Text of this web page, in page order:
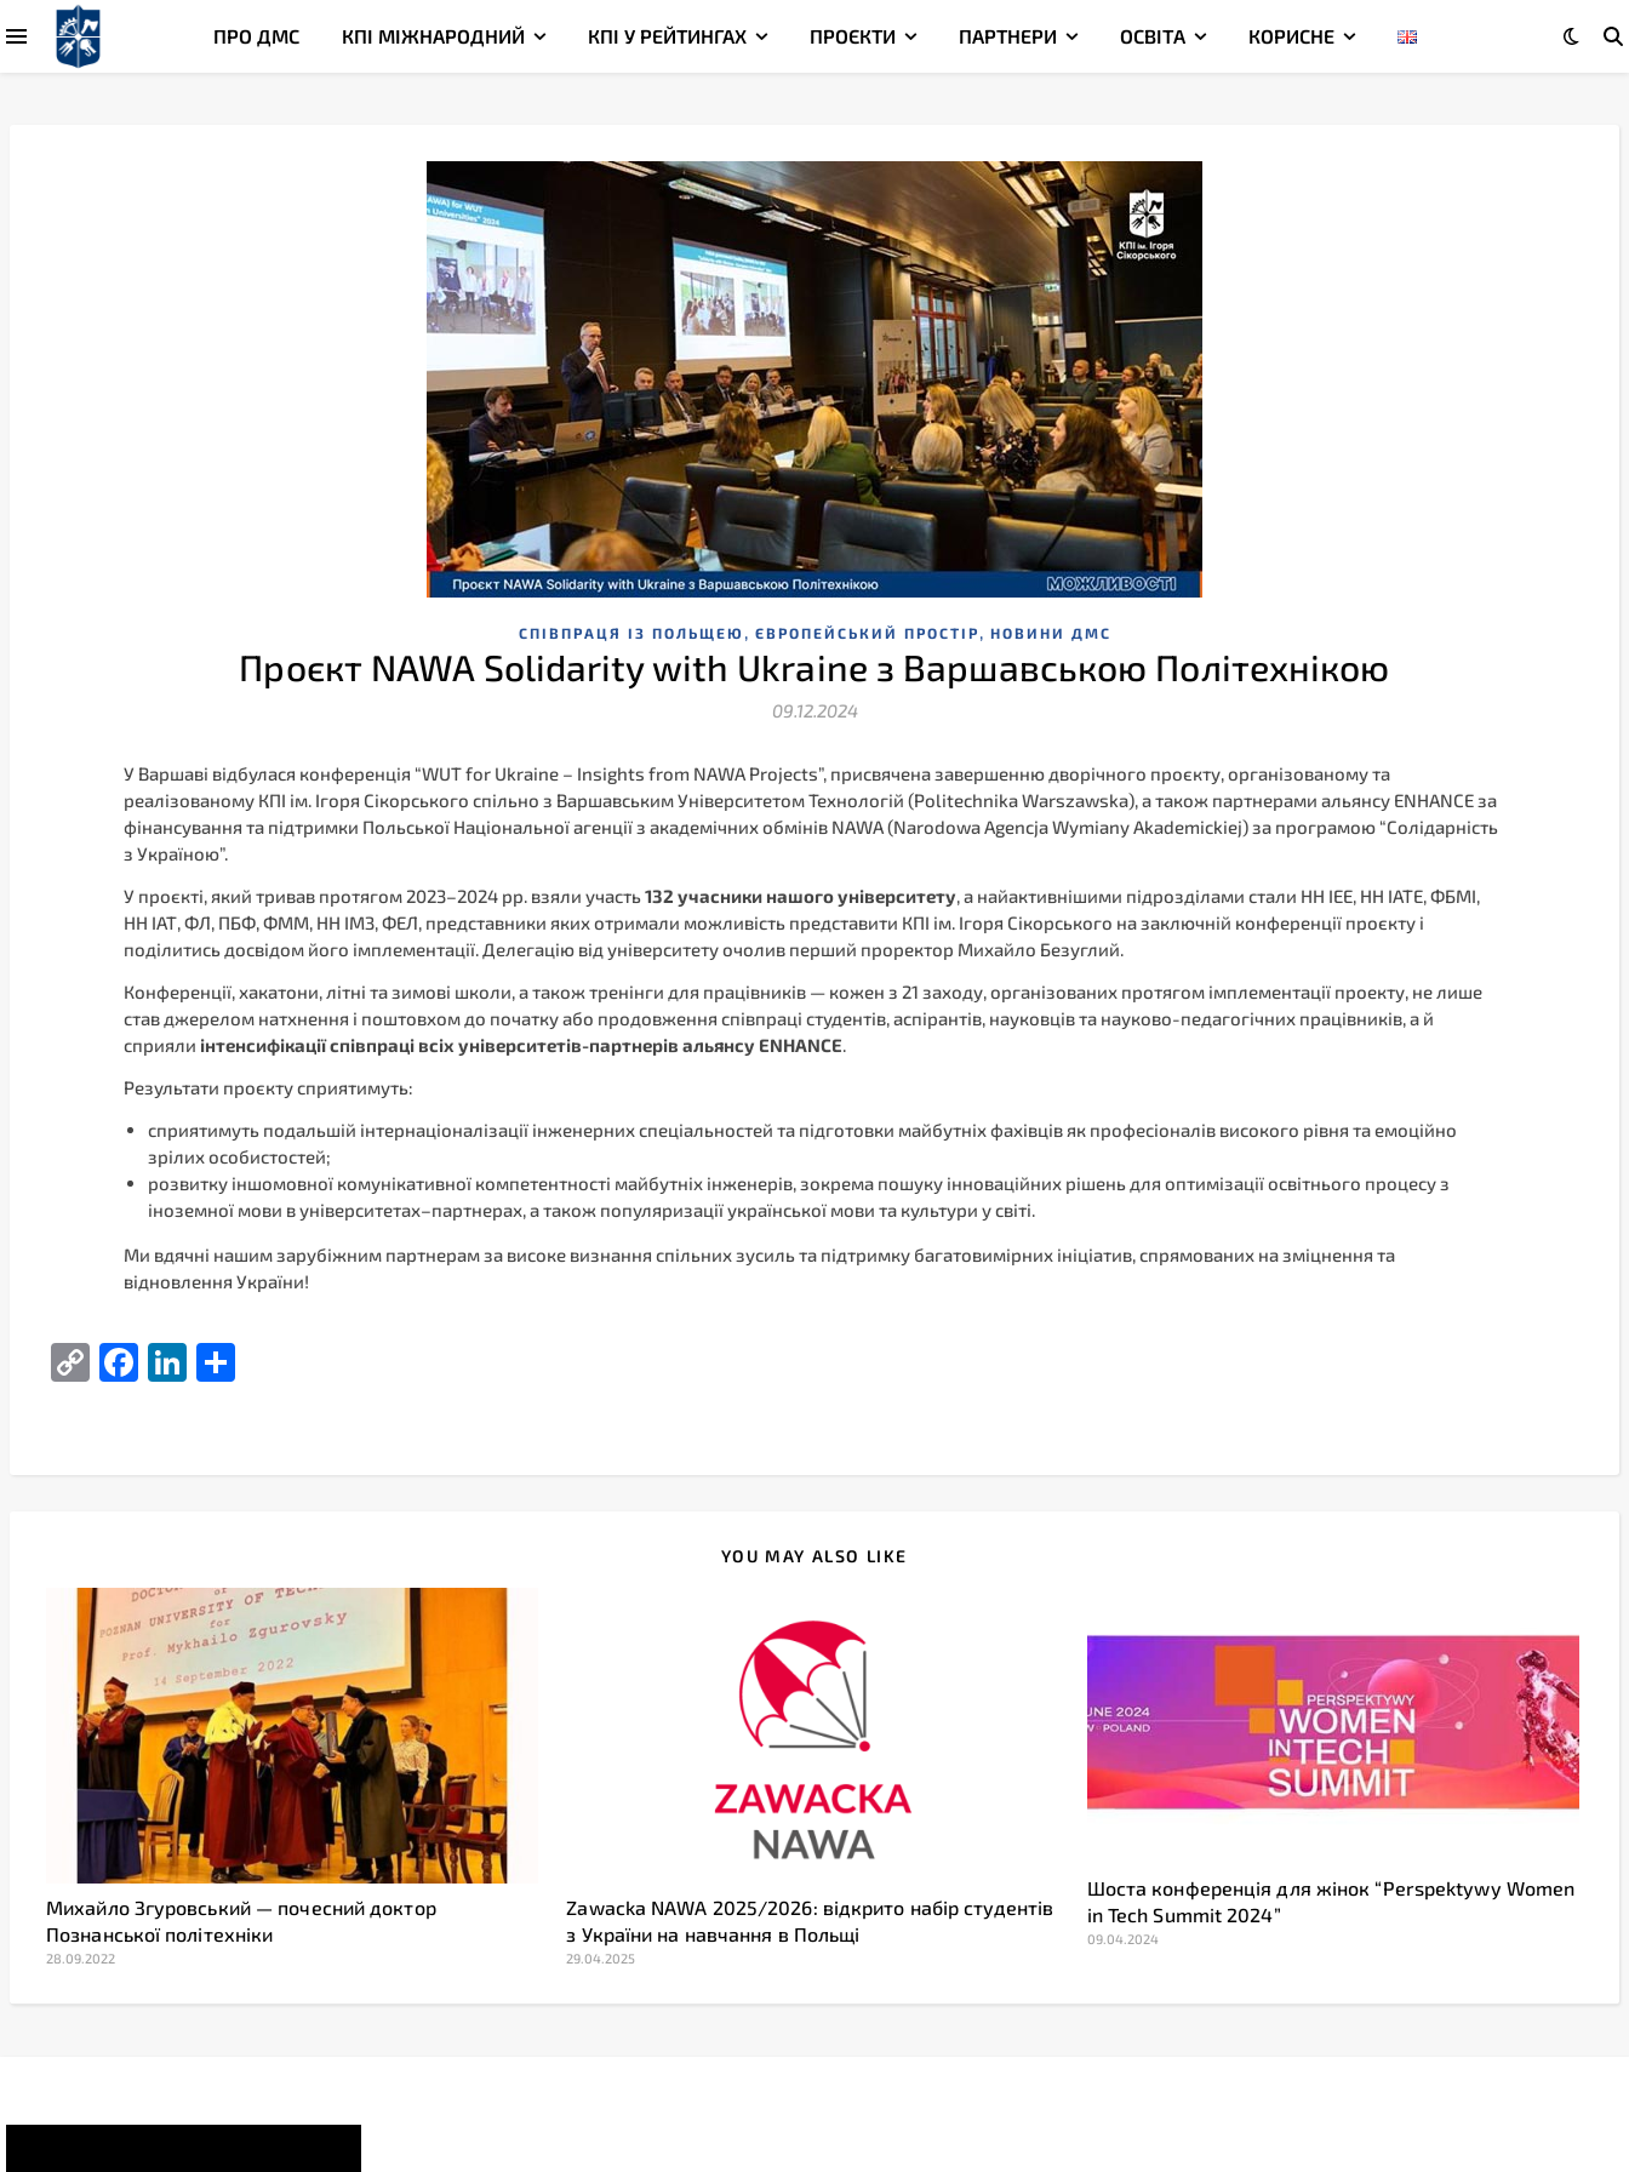
ПРО ДМС КПІ МІЖНАРОДНИЙ КПІ У РЕЙТИНГАХ ПРОЄКТИ ПАРТНЕРИ ОСВІТА КОРИСНЕ
CПІВПРАЦЯ ІЗ ПОЛЬЩЕЮ , ЄВРОПЕЙСЬКИЙ ПРОСТІР , НОВИНИ ДМС
Проєкт NAWA Solidarity with Ukraine з Варшавською Політехнікою
09.12.2024
У Варшаві відбулася конференція “WUT for Ukraine – Insights from NAWA Projects”, присвячена завершенню дворічного проєкту, організованому та
реалізованому КПІ ім. Ігоря Сікорського спільно з Варшавським Університетом Технологій (Politechnika Warszawska), а також партнерами альянсу ENHANCE за
фінансування та підтримки Польської Національної агенції з академічних обмінів NAWA (Narodowa Agencja Wymiany Akademickiej) за програмою “Солідарність
з Україною”.
У проєкті, який тривав протягом 2023–2024 рр. взяли участь132 учасники нашого університету, а найактивнішими підрозділами стали НН ІЕЕ, НН ІАТЕ, ФБМІ,
НН ІАТ, ФЛ, ПБФ, ФММ, НН ІМЗ, ФЕЛ, представники яких отримали можливість представити КПІ ім. Ігоря Сікорського на заключній конференції проєкту і
поділитись досвідом його імплементації. Делегацію від університету очолив перший проректор Михайло Безуглий.
Конференції, хакатони, літні та зимові школи, а також тренінги для працівників — кожен з 21 заходу, організованих протягом імплементації проекту, не лише
став джерелом натхнення і поштовхом до початку або продовження співпраці студентів, аспірантів, науковців та науково-педагогічних працівників, а й
сприяли інтенсифікації співпраці всіх університетів-партнерів альянсу ENHANCE.
Результати проєкту сприятимуть:
сприятимуть подальшій інтернаціоналізації інженерних спеціальностей та підготовки майбутніх фахівців як професіоналів високого рівня та емоційно
зрілих особистостей;
розвитку іншомовної комунікативної компетентності майбутніх інженерів, зокрема пошуку інноваційних рішень для оптимізації освітнього процесу з
іноземної мови в університетах–партнерах, а також популяризації української мови та культури у світі.
Ми вдячні нашим зарубіжним партнерам за високе визнання спільних зусиль та підтримку багатовимірних ініціатив, спрямованих на зміцнення та
відновлення України!
CopyFacebook
LinkedIn
YOU MAY ALSO LIKE
Михайло Згуровський — почесний доктор
Познанської політехніки
28.09.2022
Zawacka NAWA 2025/2026: відкрито набір студентів
з України на навчання в Польщі
29.04.2025
Шоста конференція для жінок “Perspektywy Women
in Tech Summit 2024”
09.04.2024